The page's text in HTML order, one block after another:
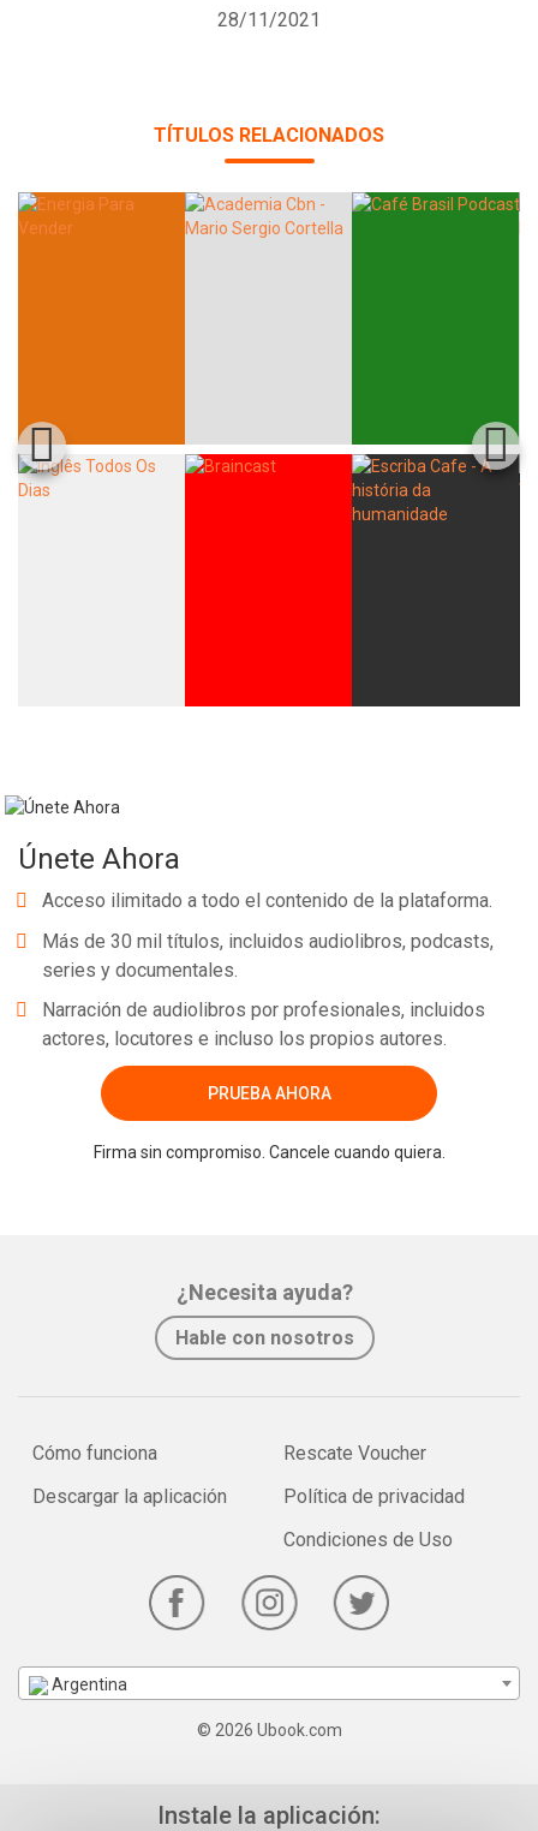
28/11/2021
TÍTULOS RELACIONADOS
Únete Ahora
Acceso ilimitado a todo el contenido de la plataforma.
Más de 30 mil títulos, incluidos audiolibros, podcasts,
series y documentales.
Narración de audiolibros por profesionales, incluidos
actores, locutores e incluso los propios autores.
PRUEBA AHORA
Firma sin compromiso. Cancele cuando quiera.
¿Necesita ayuda?
Hable con nosotros
Cómo funciona
Descargar la aplicación
Rescate Voucher
Política de privacidad
Condiciones de Uso
Argentina
© 2026 Ubook.com
Instale la aplicación: